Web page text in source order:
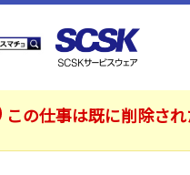
この仕事は既に削除さ